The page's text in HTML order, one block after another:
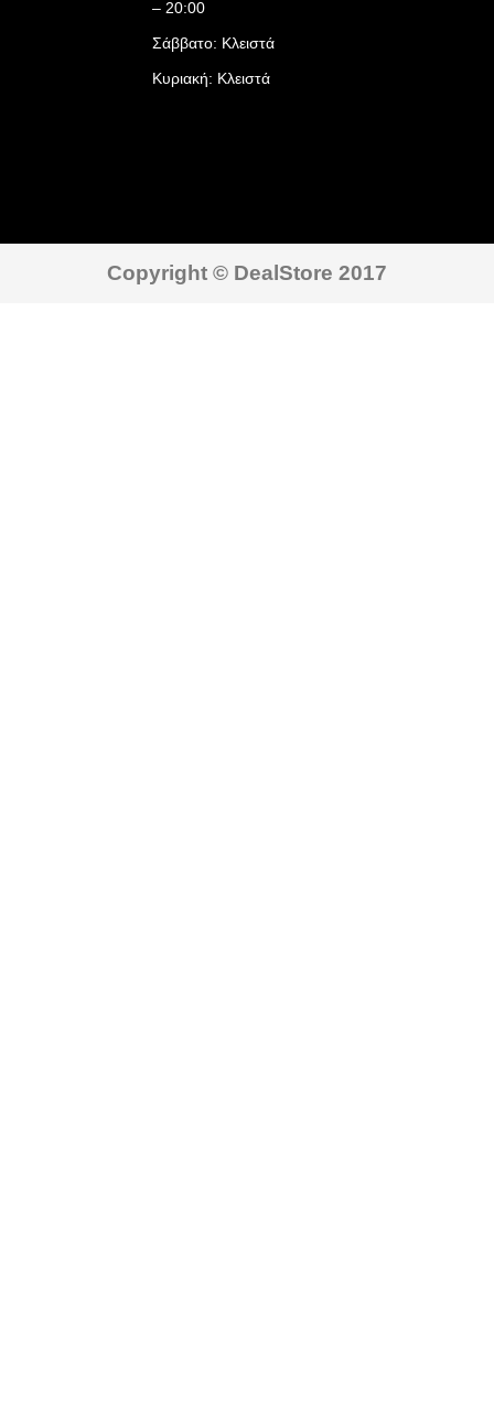
– 20:00
Σάββατο: Κλειστά
Κυριακή: Κλειστά
Copyright © DealStore 2017